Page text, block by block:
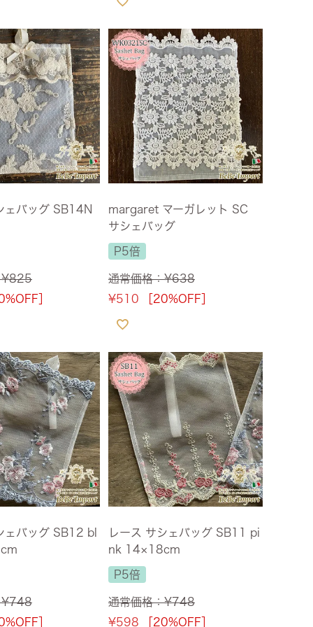
ェバッグ SB14N
¥825
］
margaret マーガレット SC
サシェバッグ
P5倍
通常価格：¥638
¥510 ［20%OFF］
ェバッグ SB12 bl
¥748
］
レース サシェバッグ SB11 pi
nk 14×18cm
P5倍
通常価格：¥748
¥598 ［20%OFF］